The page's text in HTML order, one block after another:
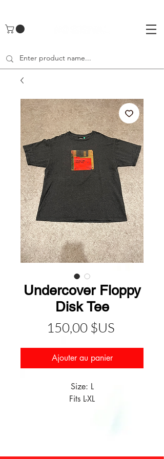
Undercover Floppy
Disk Tee
150,00 $US
Ajouter au panier
Size: L
Fits L-XL